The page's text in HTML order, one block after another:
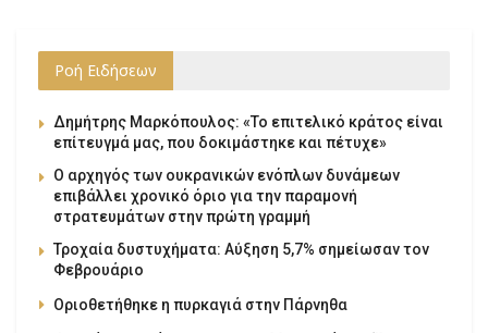
Ροή Ειδήσεων
Δημήτρης Μαρκόπουλος: «Το επιτελικό κράτος είναι
επίτευγμά μας, που δοκιμάστηκε και πέτυχε»
Ο αρχηγός των ουκρανικών ενόπλων δυνάμεων
επιβάλλει χρονικό όριο για την παραμονή
στρατευμάτων στην πρώτη γραμμή
Τροχαία δυστυχήματα: Αύξηση 5,7% σημείωσαν τον
Φεβρουάριο
Οριοθετήθηκε η πυρκαγιά στην Πάρνηθα